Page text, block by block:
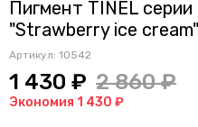
Пигмент TINEL
"Strawberry ice cream"
Артикул: 10542
1 430 ₽ 2 860 ₽
Экономия 1 430 ₽